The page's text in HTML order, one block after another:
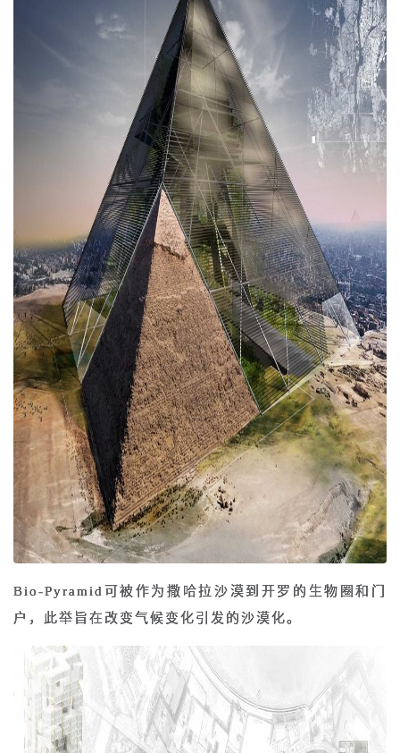
Bio-Pyramid可被作为撒哈拉沙漠到开罗的生物圈和门
户，此举旨在改变气候变化引发的沙漠化。